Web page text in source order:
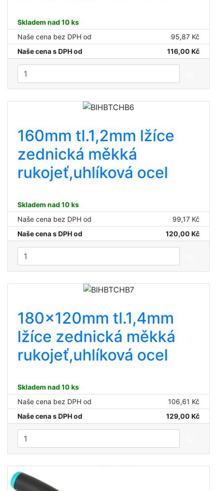
Skladem nad 10 ks
Naše cena bez DPH od
95,87 Kč
Naše cena s DPH od
116,00 Kč
160mm tl.1,2mm lžíce
zednická měkká
rukojeť,uhlíková ocel
Skladem nad 10 ks
Naše cena bez DPH od
99,17 Kč
Naše cena s DPH od
120,00 Kč
180x120mm tl.1,4mm
lžíce zednická měkká
rukojeť,uhlíková ocel
Skladem nad 10 ks
Naše cena bez DPH od
106,61 Kč
Naše cena s DPH od
129,00 Kč